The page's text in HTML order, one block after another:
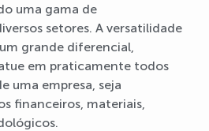
uma gama de
setores. A versatilidade
grande diferencial,
em praticamente todos
uma empresa, seja
financeiros, materiais,